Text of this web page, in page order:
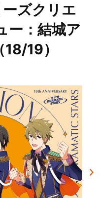
ズクリエ
ー：結城ア
19）